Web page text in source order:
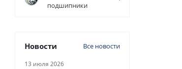
подшипники
Новости Все новости
13 июля 2026